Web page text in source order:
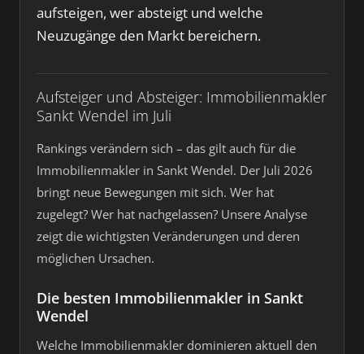
aufsteigen, wer absteigt und welche
Neuzugänge den Markt bereichern.
Aufsteiger und Absteiger: Immobilienmakler
Sankt Wendel im Juli
Rankings verändern sich – das gilt auch für die
Immobilienmakler in Sankt Wendel. Der Juli 2026
bringt neue Bewegungen mit sich. Wer hat
zugelegt? Wer hat nachgelassen? Unsere Analyse
zeigt die wichtigsten Veränderungen und deren
möglichen Ursachen.
Die besten Immobilienmakler in Sankt
Wendel
Welche Immobilienmakler dominieren aktuell den